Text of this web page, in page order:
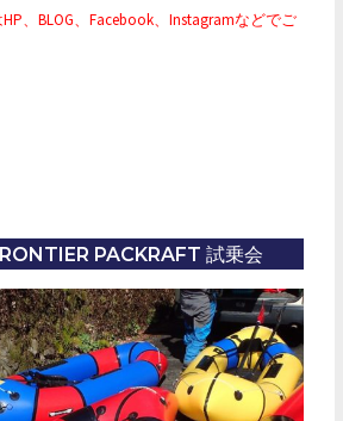
、BLOG、Facebook、Instagramなどでご
PACKRAFT 試乗会